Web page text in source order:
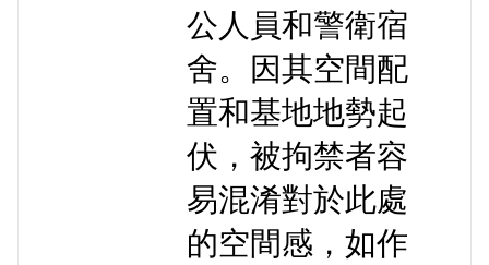
公人員和警衛宿
舍。因其空間配
置和基地地勢起
伏，被拘禁者容
易混淆對於此處
的空間感，如作